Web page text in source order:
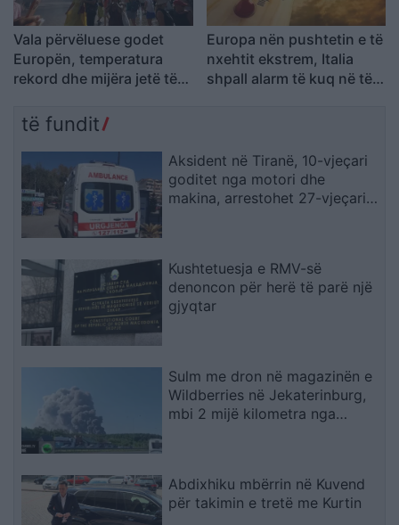
Vala përvëluese godet
Europën, temperatura
rekord dhe mijëra jetë të
Europa nën pushtetin e të
nxehtit ekstrem, Italia
shpall alarm të kuq në të
të fundit
Aksident në Tiranë, 10-vjeçari
goditet nga motori dhe
makina, arrestohet 27-vjeçari,
Kushtetuesja e RMV-së
denoncon për herë të parë një
gjyqtar
Sulm me dron në magazinën e
Wildberries në Jekaterinburg,
mbi 2 mijë kilometra nga
Abdixhiku mbërrin në Kuvend
për takimin e tretë me Kurtin